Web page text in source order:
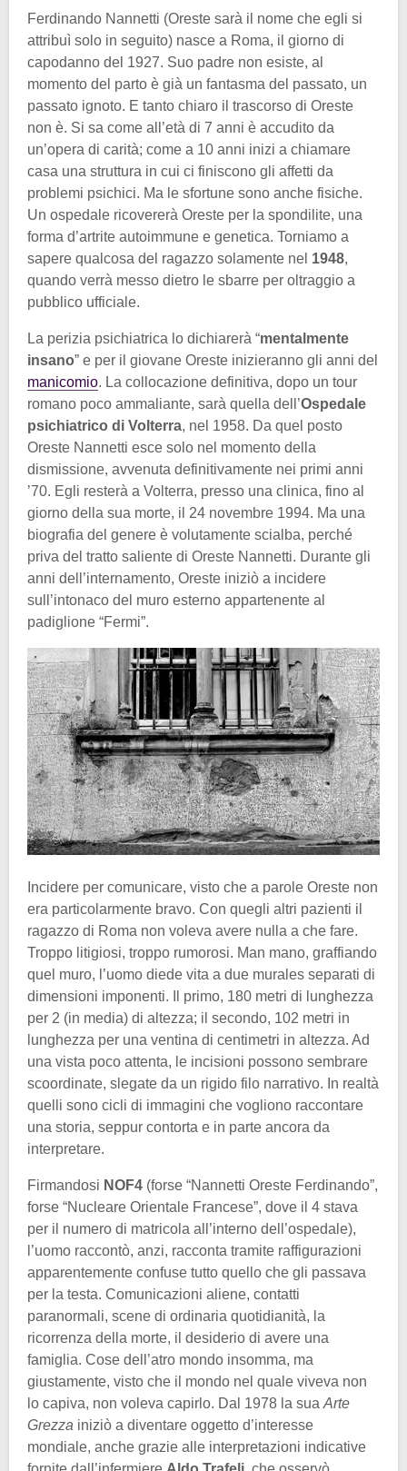
Ferdinando Nannetti (Oreste sarà il nome che egli si
attribuì solo in seguito) nasce a Roma, il giorno di
capodanno del 1927. Suo padre non esiste, al
momento del parto è già un fantasma del passato, un
passato ignoto. E tanto chiaro il trascorso di Oreste
non è. Si sa come all’età di 7 anni è accudito da
un’opera di carità; come a 10 anni inizi a chiamare
casa una struttura in cui ci finiscono gli affetti da
problemi psichici. Ma le sfortune sono anche fisiche.
Un ospedale ricovererà Oreste per la spondilite, una
forma d’artrite autoimmune e genetica. Torniamo a
sapere qualcosa del ragazzo solamente nel 1948,
quando verrà messo dietro le sbarre per oltraggio a
pubblico ufficiale.
La perizia psichiatrica lo dichiarerà “mentalmente
insano” e per il giovane Oreste inizieranno gli anni del
manicomio. La collocazione definitiva, dopo un tour
romano poco ammaliante, sarà quella dell’Ospedale
psichiatrico di Volterra, nel 1958. Da quel posto
Oreste Nannetti esce solo nel momento della
dismissione, avvenuta definitivamente nei primi anni
’70. Egli resterà a Volterra, presso una clinica, fino al
giorno della sua morte, il 24 novembre 1994. Ma una
biografia del genere è volutamente scialba, perché
priva del tratto saliente di Oreste Nannetti. Durante gli
anni dell’internamento, Oreste iniziò a incidere
sull’intonaco del muro esterno appartenente al
padiglione “Fermi”.
Incidere per comunicare, visto che a parole Oreste non
era particolarmente bravo. Con quegli altri pazienti il
ragazzo di Roma non voleva avere nulla a che fare.
Troppo litigiosi, troppo rumorosi. Man mano, graffiando
quel muro, l’uomo diede vita a due murales separati di
dimensioni imponenti. Il primo, 180 metri di lunghezza
per 2 (in media) di altezza; il secondo, 102 metri in
lunghezza per una ventina di centimetri in altezza. Ad
una vista poco attenta, le incisioni possono sembrare
scoordinate, slegate da un rigido filo narrativo. In realtà
quelli sono cicli di immagini che vogliono raccontare
una storia, seppur contorta e in parte ancora da
interpretare.
Firmandosi NOF4 (forse “Nannetti Oreste Ferdinando”,
forse “Nucleare Orientale Francese”, dove il 4 stava
per il numero di matricola all’interno dell’ospedale),
l’uomo raccontò, anzi, racconta tramite raffigurazioni
apparentemente confuse tutto quello che gli passava
per la testa. Comunicazioni aliene, contatti
paranormali, scene di ordinaria quotidianità, la
ricorrenza della morte, il desiderio di avere una
famiglia. Cose dell’atro mondo insomma, ma
giustamente, visto che il mondo nel quale viveva non
lo capiva, non voleva capirlo. Dal 1978 la sua Arte
Grezza iniziò a diventare oggetto d’interesse
mondiale, anche grazie alle interpretazioni indicative